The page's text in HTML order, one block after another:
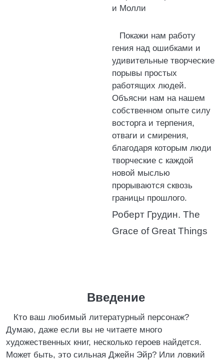
и Молли
Покажи нам работу
гения над ошибками и
удивительные творческие
порывы простых
работящих людей.
Объясни нам на нашем
собственном опыте силу
восторга и терпения,
отваги и смирения,
благодаря которым люди
творческие с каждой
новой мыслью
прорываются сквозь
границы прошлого.
Роберт Грудин. The
Grace of Great Things
Введение
Кто ваш любимый литературный персонаж?
Думаю, даже если вы не читаете много
художественных книг, несколько героев найдется.
Может быть, это сильная Джейн Эйр? Или ловкий